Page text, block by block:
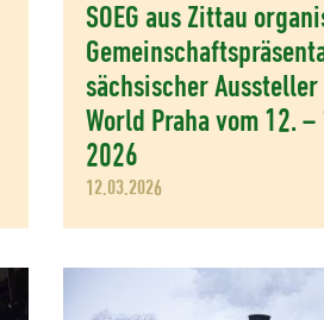
SOEG aus Zittau
sächsischer
World Praha vom 12. –
2026
12.03.2026